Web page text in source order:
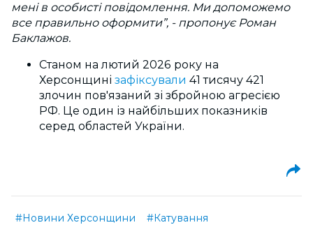
мені в особисті повідомлення. Ми допоможемо
все правильно оформити”, - пропонує Роман
Баклажов.
Станом на лютий 2026 року на
Херсонщині зафіксували 41 тисячу 421
злочин пов'язаний зі збройною агресією
РФ. Це один із найбільших показників
серед областей України.
#Новини Херсонщини
#Катування